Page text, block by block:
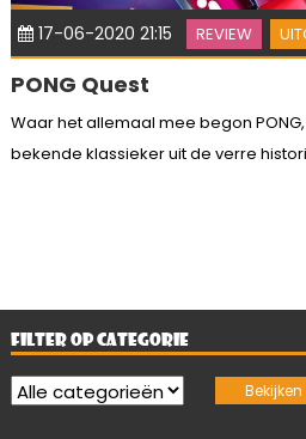
17-06-2020 21:15 REVIEW
PONG Quest
Waar het allemaal mee begon
bekende klassieker uit de verre
FILTER OP CATEGORIE